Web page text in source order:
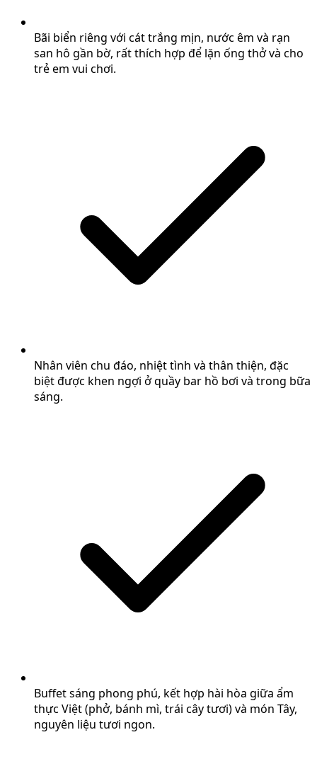
Bãi biển riêng với cát trắng mịn, nước êm và rạn
san hô gần bờ, rất thích hợp để lặn ống thở và cho
trẻ em vui chơi.
Nhân viên chu đáo, nhiệt tình và thân thiện, đặc
biệt được khen ngợi ở quầy bar hồ bơi và trong bữa
sáng.
Buffet sáng phong phú, kết hợp hài hòa giữa ẩm
thực Việt (phở, bánh mì, trái cây tươi) và món Tây,
nguyên liệu tươi ngon.